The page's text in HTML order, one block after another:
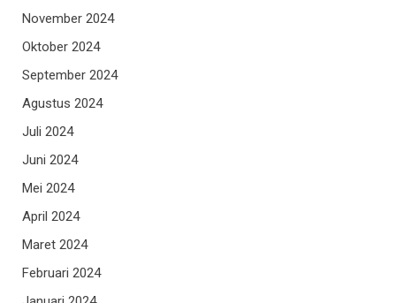
November 2024
Oktober 2024
September 2024
Agustus 2024
Juli 2024
Juni 2024
Mei 2024
April 2024
Maret 2024
Februari 2024